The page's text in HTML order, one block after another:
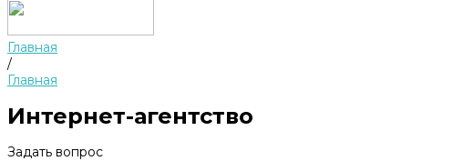
Главная
/
Главная
Интернет-агентство
Задать вопрос